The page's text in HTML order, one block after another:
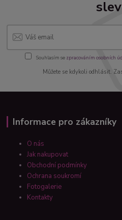
Souhlasím se zpracováním osobních
Můžete se kdykoli odhlásit.
Informace pro zákazníky
O nás
Jak nakupovat
Obchodní podmínky
Ochrana soukromí
Fotogalerie
Kontakty